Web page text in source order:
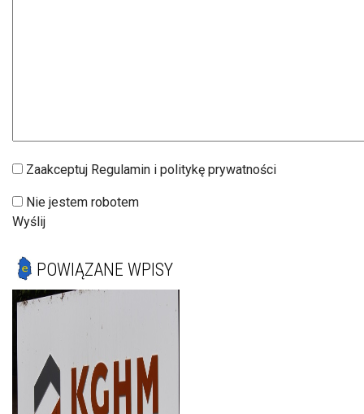
Zaakceptuj Regulamin i politykę prywatności
Nie jestem robotem
Wyślij
POWIĄZANE WPISY